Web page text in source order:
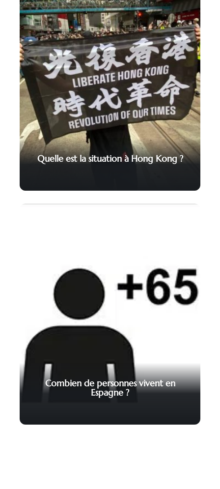
Quelle est la situation à Hong Kong ?
Combien de personnes vivent en
Espagne ?